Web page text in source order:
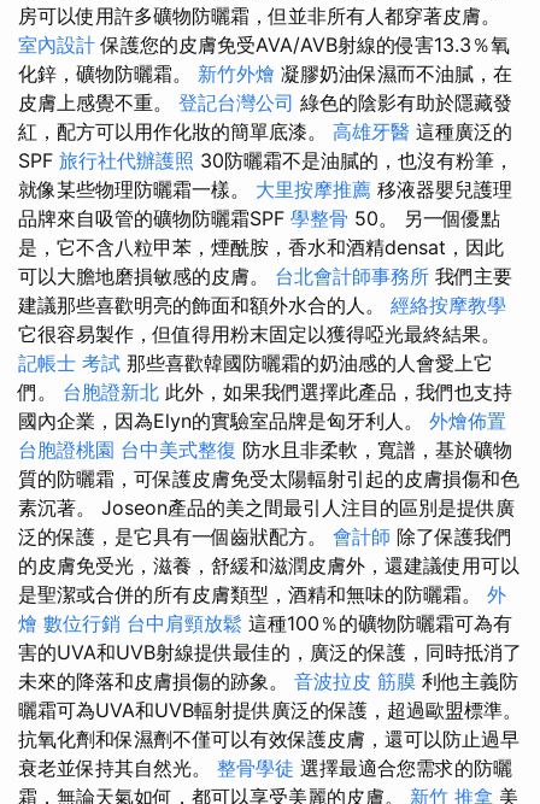
房可以使用許多礦物防曬霜，但並非所有人都穿著皮膚。
室內設計 保護您的皮膚免受AVA/AVB射線的侵害13.3％氧
化鋅，礦物防曬霜。 新竹外燴 凝膠奶油保濕而不油膩，在
皮膚上感覺不重。 登記台灣公司 綠色的陰影有助於隱藏發
紅，配方可以用作化妝的簡單底漆。 高雄牙醫 這種廣泛的
SPF 旅行社代辦護照 30防曬霜不是油膩的，也沒有粉筆，
就像某些物理防曬霜一樣。 大里按摩推薦 移液器嬰兒護理
品牌來自吸管的礦物防曬霜SPF 學整骨 50。 另一個優點
是，它不含八粒甲苯，煙酰胺，香水和酒精densat，因此
可以大膽地磨損敏感的皮膚。 台北會計師事務所 我們主要
建議那些喜歡明亮的飾面和額外水合的人。 經絡按摩教學
它很容易製作，但值得用粉末固定以獲得啞光最終結果。
記帳士 考試 那些喜歡韓國防曬霜的奶油感的人會愛上它
們。 台胞證新北 此外，如果我們選擇此產品，我們也支持
國內企業，因為Elyn的實驗室品牌是匈牙利人。 外燴佈置
台胞證桃園 台中美式整復 防水且非柔軟，寬譜，基於礦物
質的防曬霜，可保護皮膚免受太陽輻射引起的皮膚損傷和色
素沉著。 Joseon產品的美之間最引人注目的區別是提供廣
泛的保護，是它具有一個齒狀配方。 會計師 除了保護我們
的皮膚免受光，滋養，舒緩和滋潤皮膚外，還建議使用可以
是聖潔或合併的所有皮膚類型，酒精和無味的防曬霜。 外
燴 數位行銷 台中肩頸放鬆 這種100％的礦物防曬霜可為有
害的UVA和UVB射線提供最佳的，廣泛的保護，同時抵消了
未來的降落和皮膚損傷的跡象。 音波拉皮 筋膜 利他主義防
曬霜可為UVA和UVB輻射提供廣泛的保護，超過歐盟標準。
抗氧化劑和保濕劑不僅可以有效保護皮膚，還可以防止過早
衰老並保持其自然光。 整骨學徒 選擇最適合您需求的防曬
霜，無論天氣如何，都可以享受美麗的皮膚。 新竹 推拿 美